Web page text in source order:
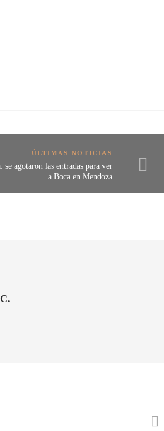
ÚLTIMAS NOTICIAS
se agotaron las entradas para ver
a Boca en Mendoza